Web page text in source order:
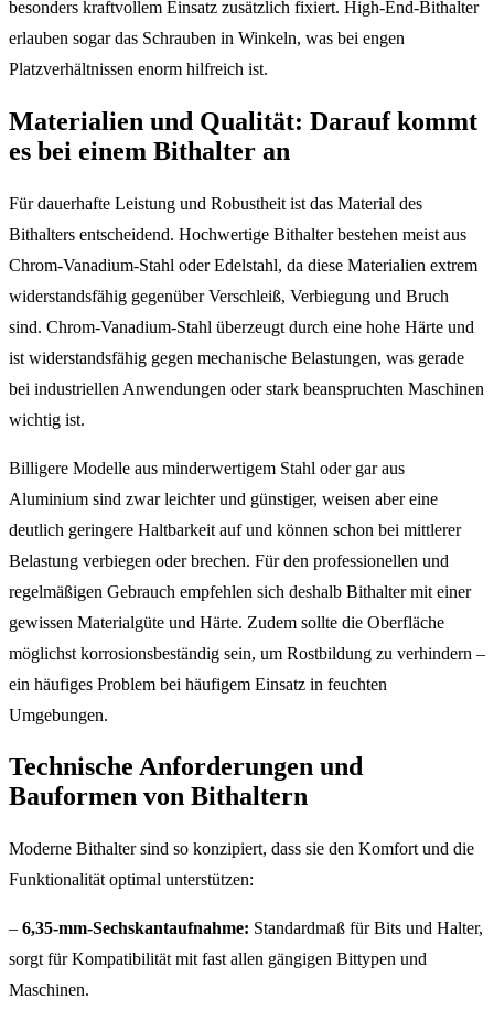
besonders kraftvollem Einsatz zusätzlich fixiert. High-End-Bithalter
erlauben sogar das Schrauben in Winkeln, was bei engen
Platzverhältnissen enorm hilfreich ist.
Materialien und Qualität: Darauf kommt
es bei einem Bithalter an
Für dauerhafte Leistung und Robustheit ist das Material des
Bithalters entscheidend. Hochwertige Bithalter bestehen meist aus
Chrom-Vanadium-Stahl oder Edelstahl, da diese Materialien extrem
widerstandsfähig gegenüber Verschleiß, Verbiegung und Bruch
sind. Chrom-Vanadium-Stahl überzeugt durch eine hohe Härte und
ist widerstandsfähig gegen mechanische Belastungen, was gerade
bei industriellen Anwendungen oder stark beanspruchten Maschinen
wichtig ist.
Billigere Modelle aus minderwertigem Stahl oder gar aus
Aluminium sind zwar leichter und günstiger, weisen aber eine
deutlich geringere Haltbarkeit auf und können schon bei mittlerer
Belastung verbiegen oder brechen. Für den professionellen und
regelmäßigen Gebrauch empfehlen sich deshalb Bithalter mit einer
gewissen Materialgüte und Härte. Zudem sollte die Oberfläche
möglichst korrosionsbeständig sein, um Rostbildung zu verhindern –
ein häufiges Problem bei häufigem Einsatz in feuchten
Umgebungen.
Technische Anforderungen und
Bauformen von Bithaltern
Moderne Bithalter sind so konzipiert, dass sie den Komfort und die
Funktionalität optimal unterstützen:
– 6,35-mm-Sechskantaufnahme: Standardmaß für Bits und Halter,
sorgt für Kompatibilität mit fast allen gängigen Bittypen und
Maschinen.